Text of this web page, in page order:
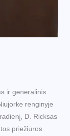
ir generalinis
renginyje
D. Ricksas
priežiūros